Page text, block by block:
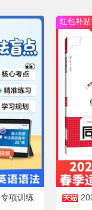
项训练
红包补贴